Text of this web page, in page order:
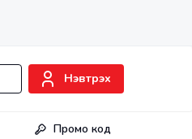
Нэвтрэх
Промо код